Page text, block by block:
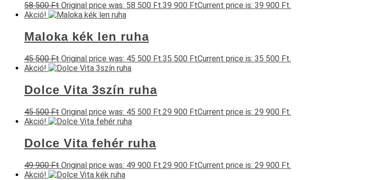
58 500Ft Original price was: 58 500 Ft.39 900 FtCurrent price is: 39 900 Ft.
Akció!
Maloka kék len ruha
45 500Ft Original price was: 45 500 Ft.35 500 FtCurrent price is: 35 500 Ft.
Akció!
Dolce Vita 3szín ruha
45 500Ft Original price was: 45 500 Ft.29 900 FtCurrent price is: 29 900 Ft.
Akció!
Dolce Vita fehér ruha
49 900Ft Original price was: 49 900 Ft.29 900 FtCurrent price is: 29 900 Ft.
Akció!